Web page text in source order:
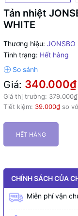
Tản nhiệt
WHITE
Thương hiệu: JONSBO
Tình trạng: Hết hàng
Giá: 340.000₫
Giá thị trường: 379.000₫
Tiết kiệm: 39.000₫ so
HẾT HÀNG
CHÍNH SÁCH CỦA
Miễn phí vận